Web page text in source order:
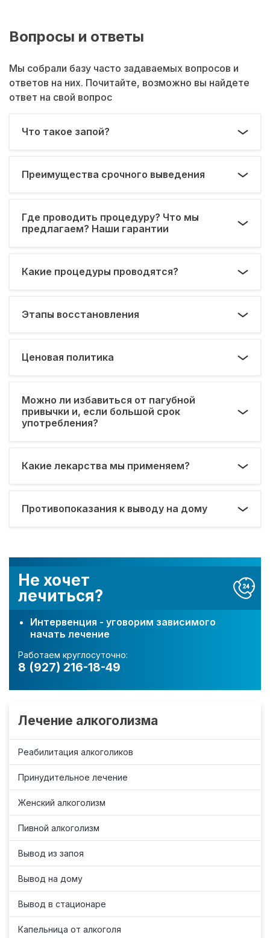
Не хочет
лечиться?
Интервенция - уговорим зависимого
начать лечение
Работаем круглосуточно:
8 (927) 216-18-49
Лечение алкоголизма
Реабилитация алкоголиков
Принудительное лечение
Женский алкоголизм
Пивной алкоголизм
Вывод из запоя
Вывод на дому
Вывод в стационаре
Капельница от алкоголя
Вопросы и ответы
Мы собрали базу часто задаваемых вопросов и
ответов на них. Почитайте, возможно вы найдете
ответ на свой вопрос
Что такое запой?
Преимущества срочного выведения
Где проводить процедуру? Что мы
предлагаем? Наши гарантии
Какие процедуры проводятся?
Этапы восстановления
Ценовая политика
Можно ли избавиться от пагубной
привычки и, если большой срок
употребления?
Какие лекарства мы применяем?
Противопоказания к выводу на дому